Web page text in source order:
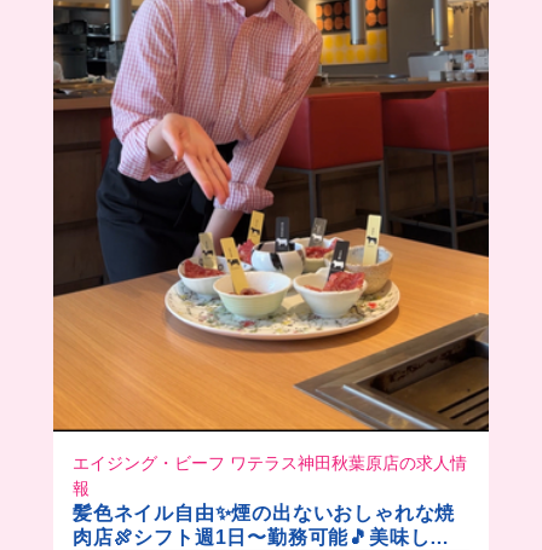
エイジング・ビーフ ワテラス神田秋葉原店の求人情
報
髪色ネイル自由✨煙の出ないおしゃれな焼
肉店🍖シフト週1日〜勤務可能🎵美味しい